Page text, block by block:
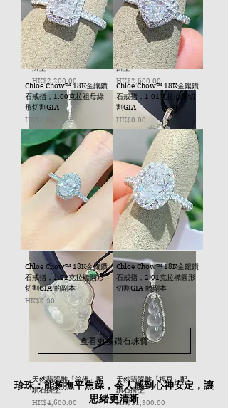
天然翡翠 平安扣 配鑽石
掛墜
價格
HK$2,200.00
天然翡翠 平安扣 配鑽石
掛墜
價格
HK$2,600.00
天然翡翠雕「觀音」配
天然翡翠雕「如意」配
鑽石掛墜
價格
HK$3,600.00
天然翡翠雕「笑佛」配
鑽石掛墜
價格
HK$4,600.00
天然翡翠雕「福豆」配
鑽石掛墜
價格
HK$11,900.00
Chloe Chow™ 18K金鑲鑽
石戒指，1.00克拉祖母綠
形切割GIA
價格
HK$0.00
Chloe Chow™ 18K金鑲鑽
石戒指，1.01克拉心形切
割GIA
價格
HK$0.00
Chloe Chow™ 18K金鑲鑽
石戒指，1.01克拉橢圓形
切割GIA 的副本
價格
HK$0.00
Chloe Chow™ 18K金鑲鑽
石戒指，2.01克拉橢圓形
切割GIA 的副本
HK$0.00
查看更多鑽石珠寶
珍珠：能夠撫平焦躁，令人感到心神安定，讓
思緒更清晰